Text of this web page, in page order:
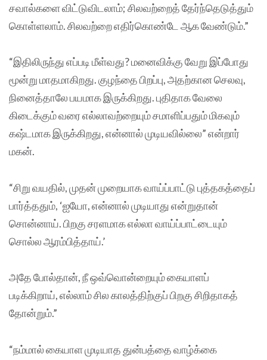
சவால்களை விட்டுவிடலாம்; சிலவற்றைத் தேர்ந்தெடுத்தும்
கொள்ளலாம். சிலவற்றை எதிர்கொண்டே ஆக வேண்டும்.”
“இதிலிருந்து எப்படி மீள்வது? மனைவிக்கு வேறு இப்போது
மூன்று மாதமாகிறது. குழந்தை பிறப்பு, அதற்கான செலவு,
நினைத்தாலே பயமாக இருக்கிறது. புதிதாக வேலை
கிடைக்கும் வரை எல்லாவற்றையும் சமாளிப்பதும் மிகவும்
கஷ்டமாக இருக்கிறது, என்னால் முடியவில்லை” என்றார்
மகன்.
“சிறு வயதில், முதன் முறையாக வாய்ப்பாட்டு புத்தகத்தைப்
பார்த்ததும், ‘ஐயோ, என்னால் முடியாது என்றுதான்
சொன்னாய். பிறகு சரளமாக எல்லா வாய்ப்பாட்டையும்
சொல்ல ஆரம்பித்தாய்.’
அதே போல்தான், நீ ஒவ்வொன்றையும் கையாளப்
படிக்கிறாய், எல்லாம் சில காலத்திற்குப் பிறகு சிறிதாகத்
தோன்றும்.”
“நம்மால் கையாள முடியாத துன்பத்தை வாழ்க்கை